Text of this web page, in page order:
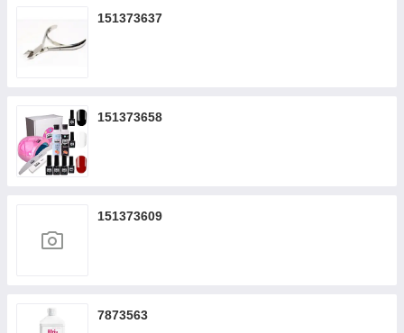
151373637
151373658
151373609
7873563